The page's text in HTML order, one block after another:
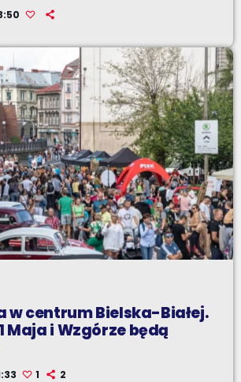
w centrum Bielska-Białej.
Maja i Wzgórze będą
1 2